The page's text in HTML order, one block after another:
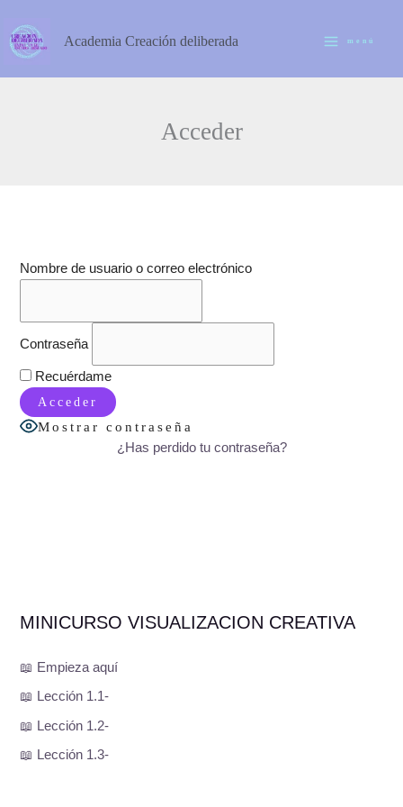
contenido
Academia Creación deliberada menú
Acceder
MINICURSO VISUALIZACION CREATIVA
📖 Empieza aquí
📖 Lección 1.1-
📖 Lección 1.2-
📖 Lección 1.3-
Nombre de usuario o correo electrónico
Contraseña
Recuérdame
Mostrar contraseña
¿Has perdido tu contraseña?